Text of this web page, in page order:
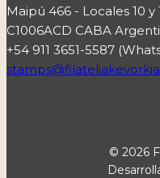
Maipú 466 - Locales 10 y
C1006ACD CABA
+54 911 3651-5587
© 2026